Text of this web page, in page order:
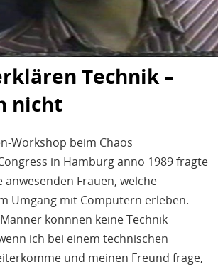
Technik –
nicht
Workshop beim Chaos
in Hamburg anno 1989 fragte
anwesenden Frauen, welche
Umgang mit Computern erleben.
könnnen keine Technik
ich bei einem technischen
und meinen Freund frage,